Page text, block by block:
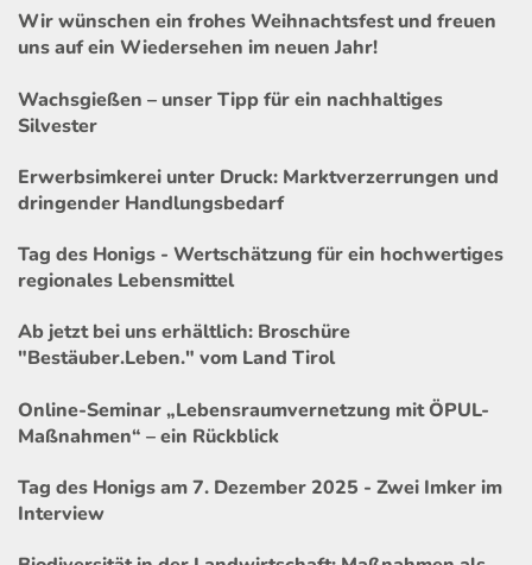
Wir wünschen ein frohes Weihnachtsfest und freuen
uns auf ein Wiedersehen im neuen Jahr!
Wachsgießen – unser Tipp für ein nachhaltiges
Silvester
Erwerbsimkerei unter Druck: Marktverzerrungen und
dringender Handlungsbedarf
Tag des Honigs - Wertschätzung für ein hochwertiges
regionales Lebensmittel
Ab jetzt bei uns erhältlich: Broschüre
"Bestäuber.Leben." vom Land Tirol
Online-Seminar „Lebensraumvernetzung mit ÖPUL-
Maßnahmen“ – ein Rückblick
Tag des Honigs am 7. Dezember 2025 - Zwei Imker im
Interview